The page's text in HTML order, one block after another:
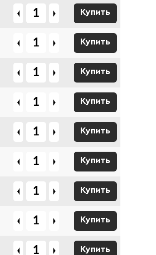
Купить
Купить
Купить
Купить
Купить
Купить
Купить
Купить
Купить